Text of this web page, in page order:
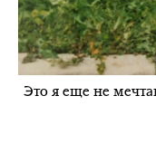
Это я еще не